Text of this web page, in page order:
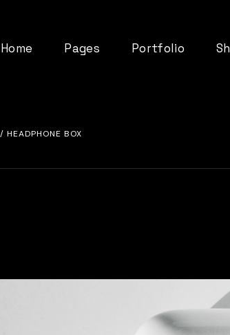
Home
Main home
Left Menu Home
Pages
About Us
Pricing Plans
Portfolio
List Layouts
HEADPHONE BOX